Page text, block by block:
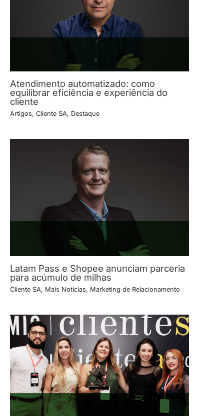
Atendimento automatizado: como
equilibrar eficiência e experiência do
cliente
Artigos, Cliente SA, Destaque
Latam Pass e Shopee anunciam parceria
para acúmulo de milhas
Cliente SA, Mais Notícias, Marketing de Relacionamento